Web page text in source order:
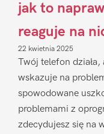
jak to
reaguje na
22 kwietnia 2025
Twój telefon
wskazuje na
spowodowane
problemami z
zdecydujesz się na